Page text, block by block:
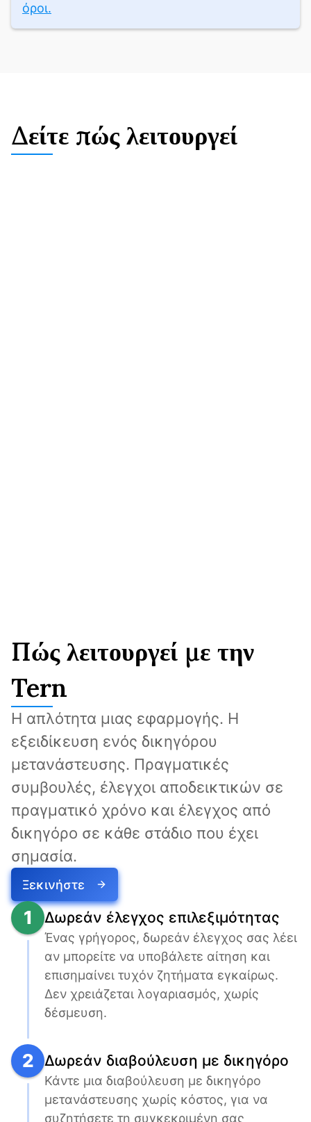
όροι.
Δείτε πώς λειτουργεί
Πώς λειτουργεί με την
Tern
Η απλότητα μιας εφαρμογής. Η
εξειδίκευση ενός δικηγόρου
μετανάστευσης. Πραγματικές
συμβουλές, έλεγχοι αποδεικτικών σε
πραγματικό χρόνο και έλεγχος από
δικηγόρο σε κάθε στάδιο που έχει
σημασία.
Ξεκινήστε
1 Δωρεάν έλεγχος επιλεξιμότητας
Ένας γρήγορος, δωρεάν έλεγχος σας λέει
αν μπορείτε να υποβάλετε αίτηση και
επισημαίνει τυχόν ζητήματα εγκαίρως.
Δεν χρειάζεται λογαριασμός, χωρίς
δέσμευση.
2 Δωρεάν διαβούλευση με δικηγόρο
Κάντε μια διαβούλευση με δικηγόρο
μετανάστευσης χωρίς κόστος, για να
συζητήσετε τη συγκεκριμένη σας